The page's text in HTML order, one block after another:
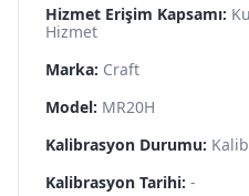
Hizmet Erişim Kapsamı:
Hizmet
Marka: Craft
Model: MR20H
Kalibrasyon Durumu:
Kalibrasyon Tarihi: -